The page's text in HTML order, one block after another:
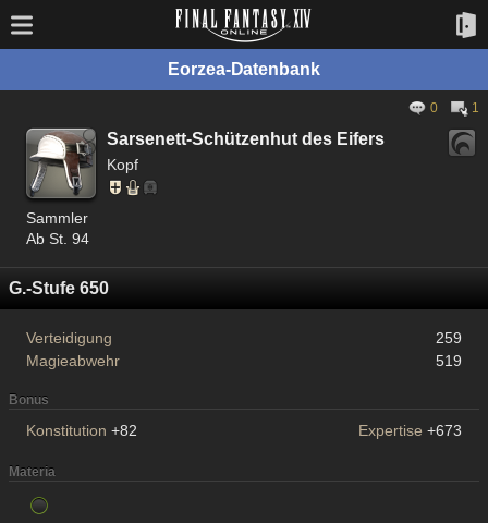
Eorzea-Datenbank
0 1
Sarsenett-Schützenhut des Eifers
Kopf
Sammler
Ab St. 94
G.-Stufe 650
Verteidigung
259
Magieabwehr
519
Bonus
Konstitution +82 Expertise +673
Materia